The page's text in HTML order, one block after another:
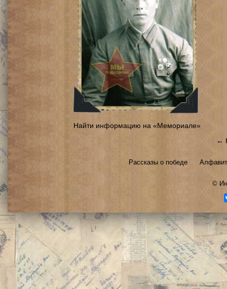
Найти информацию на «Мемориале»
←
Рассказы о победе
©